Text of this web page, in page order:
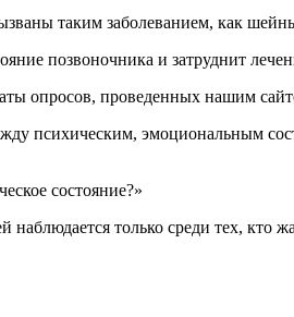
таким заболеванием, как
позвоночника и затруднит
опросов, проведенных нашим
психическим, эмоциональным
состояние?»
только среди тех, кто